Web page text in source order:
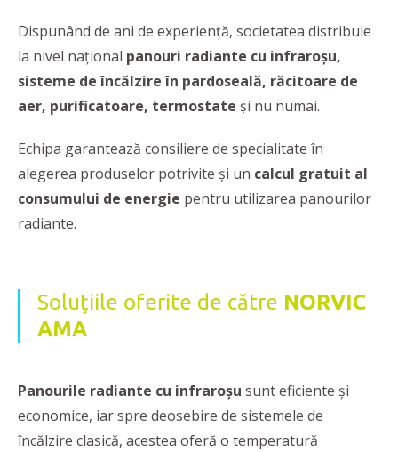
Dispunând de ani de experienţă, societatea distribuie
la nivel național panouri radiante cu infraroșu,
sisteme de încălzire în pardoseală, răcitoare de
aer, purificatoare, termostate și nu numai.
Echipa garantează consiliere de specialitate în
alegerea produselor potrivite și un calcul gratuit al
consumului de energie pentru utilizarea panourilor
radiante.
Soluţiile oferite de către NORVIC
AMA
Panourile radiante cu infraroșu sunt eficiente și
economice, iar spre deosebire de sistemele de
încălzire clasică, acestea oferă o temperatură